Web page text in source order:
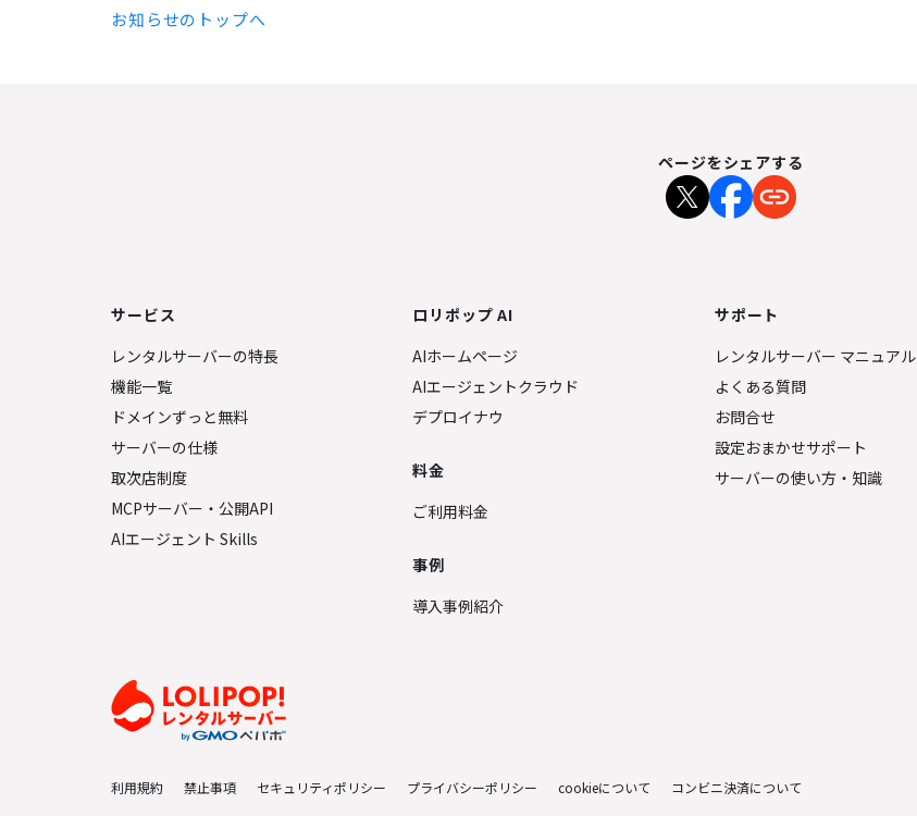
お知らせのトップへ
ページをシェアする
サービス
レンタルサーバーの特長
機能一覧
ドメインずっと無料
サーバーの仕様
取次店制度
MCPサーバー・公開API
AIエージェント Skills
ロリポップ AI
AIホームページ
AIエージェントクラウド
デプロイナウ
料金
ご利用料金
事例
導入事例紹介
サポート
レンタルサーバー マニュアル
よくある質問
お問合せ
設定おまかせサポート
サーバーの使い方・知識
利用規約 禁止事項 セキュリティポリシー プライバシーポリシー cookieについて コンビニ決済について